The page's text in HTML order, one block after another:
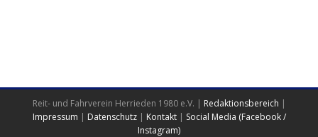
Reit- und Fahrverein Herrieden 1980 e.V. | Redaktionsbereich |
Impressum | Datenschutz| Kontakt| Social Media (Facebook /
Instagram)